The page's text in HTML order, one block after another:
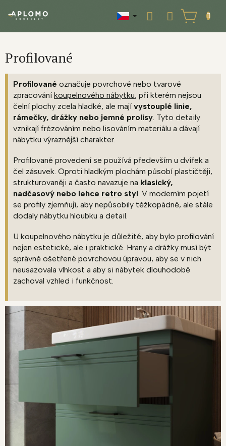
NÁKUPNÍ
KOŠÍK
Profilované
Profilované označuje povrchové nebo tvarové
zpracování koupelnového nábytku, při kterém nejsou
čelní plochy zcela hladké, ale mají vystouplé linie,
rámečky, drážky nebo jemné prolisy. Tyto detaily
vznikají frézováním nebo lisováním materiálu a dávají
nábytku výraznější charakter.
Profilované provedení se používá především u dvířek a
čel zásuvek. Oproti hladkým plochám působí plastičtěji,
strukturovaněji a často navazuje na klasický,
nadčasový nebo lehce retro styl. V moderním pojetí
se profily zjemňují, aby nepůsobily těžkopádně, ale stále
dodaly nábytku hloubku a detail.
U koupelnového nábytku je důležité, aby bylo profilování
nejen estetické, ale i praktické. Hrany a drážky musí být
správně ošetřené povrchovou úpravou, aby se v nich
neusazovala vlhkost a aby si nábytek dlouhodobě
zachoval vzhled i funkčnost.